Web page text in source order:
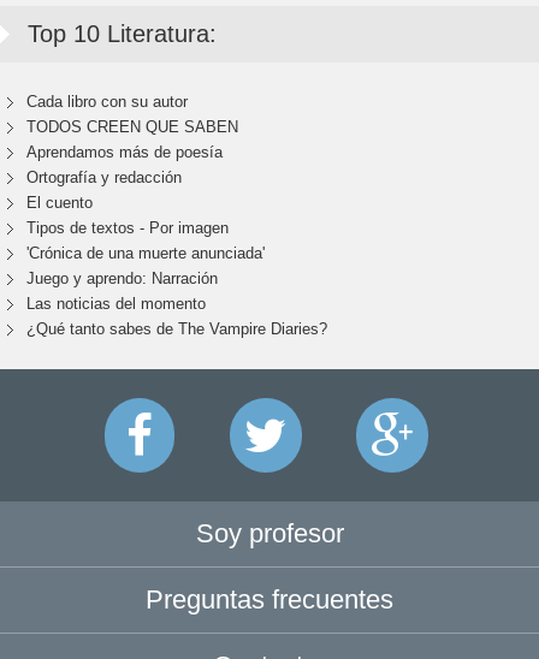
Top 10 Literatura:
Cada libro con su autor
TODOS CREEN QUE SABEN
Aprendamos más de poesía
Ortografía y redacción
El cuento
Tipos de textos - Por imagen
'Crónica de una muerte anunciada'
Juego y aprendo: Narración
Las noticias del momento
¿Qué tanto sabes de The Vampire Diaries?
Soy profesor
Preguntas frecuentes